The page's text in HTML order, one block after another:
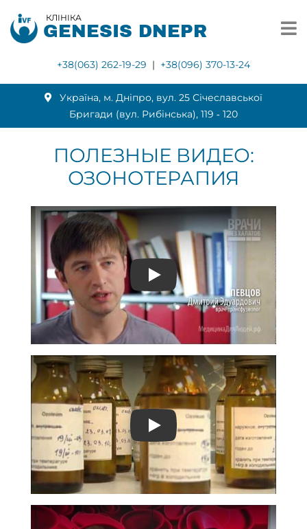
КЛІНІКА
GENESIS DNEPR
+38(063) 262-19-29 | +38(096) 370-13-24
Українa, м. Дніпро, вул. 25 Січеславської
Бригади (вул. Рибінська), 119 ‑ 120
ПОЛЕЗНЫЕ ВИДЕО:
ОЗОНОТЕРАПИЯ
Play